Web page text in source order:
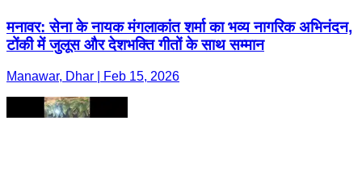
मनावर: सेना के नायक मंगलाकांत शर्मा का भव्य नागरिक अभिनंदन,
टोंकी में जुलूस और देशभक्ति गीतों के साथ सम्मान
Manawar, Dhar | Feb 15, 2026